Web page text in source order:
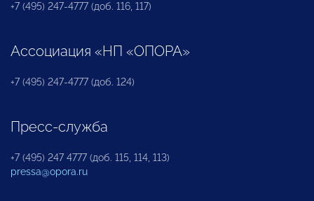
+7 (495) 247-4777 (доб. 116, 117)
Ассоциация «НП «ОПОРА»
+7 (495) 247-4777 (доб. 124)
Пресс-служба
+7 (495) 247 4777 (доб. 115, 114, 113)
pressa@opora.ru